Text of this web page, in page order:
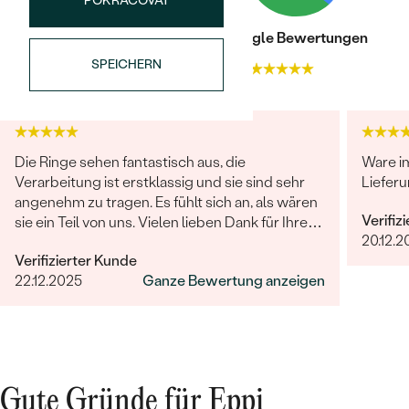
Bestseller
ANSEHEN
FARBE:
G-H
SPEICHERN
Trusted shop BewertungenGoogle Bewertungen
Die Ringe sehen fantastisch aus, die
Verarbeitung ist erstklassig und sie sind sehr
angenehm zu tragen. Es fühlt sich an, als wären
sie ein Teil von uns. Vielen lieben Dank für Ihre
und Ihre Marke unseren Freunden und Familien
weiterempfehlen.
Verifizierter Kunde
22.12.2025
Ganze Bewertung anzeigen
Ware
Gute Gründe für Eppi